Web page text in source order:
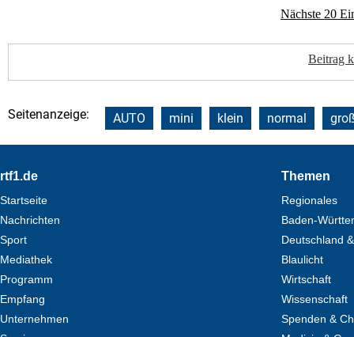
Nächste 20
Beitrag
Seitenanzeige: AUTO mini klein normal
Footer
rtf1.de
Startseite
Nachrichten
Sport
Mediathek
Programm
Empfang
Unternehmen
Themen
Regionales
Baden-
Deutschland
Blaulicht
Wirtschaft
Wissenschaft
Spenden &